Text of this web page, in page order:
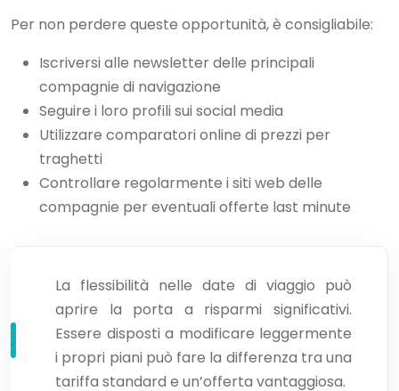
Per non perdere queste opportunità, è consigliabile:
Iscriversi alle newsletter delle principali
compagnie di navigazione
Seguire i loro profili sui social media
Utilizzare comparatori online di prezzi per
traghetti
Controllare regolarmente i siti web delle
compagnie per eventuali offerte last minute
La flessibilità nelle date di viaggio può
aprire la porta a risparmi significativi.
Essere disposti a modificare leggermente
i propri piani può fare la differenza tra una
tariffa standard e un’offerta vantaggiosa.